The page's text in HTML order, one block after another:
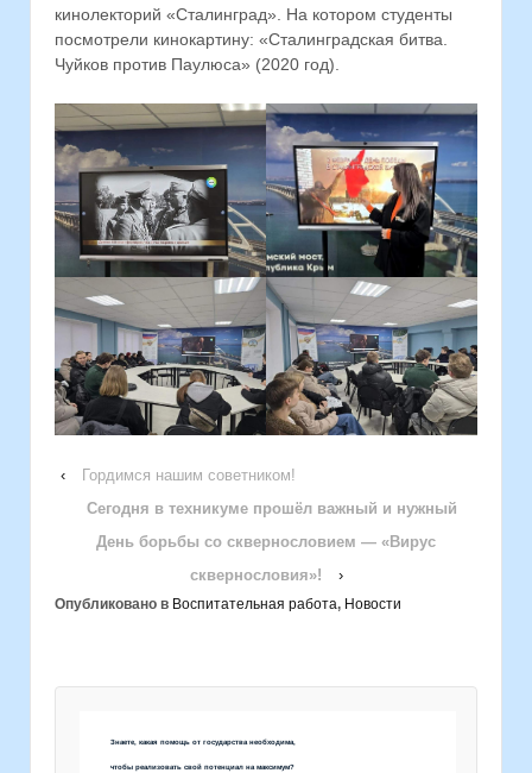
кинолекторий «Сталинград». На котором студенты
посмотрели кинокартину: «Сталинградская битва.
Чуйков против Паулюса» (2020 год).
‹
Гордимся нашим советником!
Сегодня в техникуме прошёл важный и нужный
День борьбы со сквернословием — «Вирус
сквернословия»!
›
Опубликовано в Воспитательная работа, Новости
Знаете, какая помощь от государства необходима,
чтобы реализовать свой потенциал на максимум?